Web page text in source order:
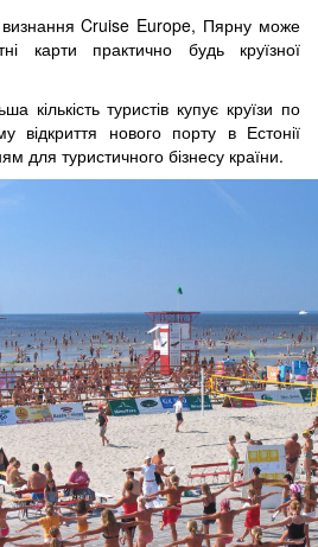
визнання Cruise Europe, Пярну може
карти практично будь круїзної
кількість туристів купує круїзи по
відкриття нового порту в Естонії
для туристичного бізнесу країни.